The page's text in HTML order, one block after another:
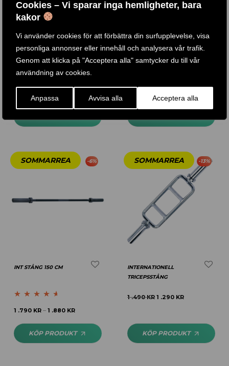
Cookies – Vi sparar inga hemligheter, bara
kakor
Vi använder cookies för att förbättra din surfupplevelse, visa
personliga annonser eller innehåll och analysera vår trafik.
Genom att klicka på "Acceptera alla" samtycker du till vår
användning av cookies.
Anpassa Avvisa alla Acceptera alla
INT. Z-CURL STÅNG
1 .299KR
127,5 KG SET I JÄRN INKL.
OLYMPISK SKIVSTÅNG
KR
-6%
INT STÅNG 150 CM
Betygsatt
1 .790 KR – 1 .880 KR
KÖP PRODUKT
-13%
INTERNATIONELL
TRICEPSSTÅNG
1 .490KR 1 .290 KR
KÖP PRODUKT